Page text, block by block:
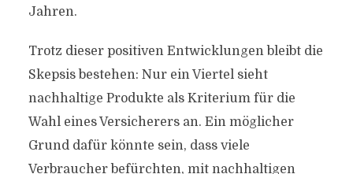
Jahren.
Trotz dieser positiven Entwicklungen bleibt die
Skepsis bestehen: Nur ein Viertel sieht
nachhaltige Produkte als Kriterium für die
Wahl eines Versicherers an. Ein möglicher
Grund dafür könnte sein, dass viele
Verbraucher befürchten, mit nachhaltigen